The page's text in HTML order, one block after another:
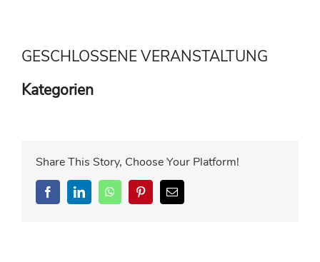
GESCHLOSSENE VERANSTALTUNG
Kategorien
Share This Story, Choose Your Platform!
FacebookLinkedInWhatsAppPinterestE-
Mail